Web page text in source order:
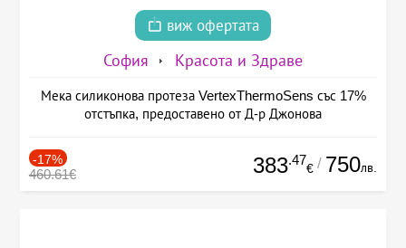
виж офертата
София Красота и Здраве
Мека силиконова протеза VertexThermoSens със 17%
отстъпка, предоставено от Д-р Джонова
-17%
460.61€ 383.47
€ / 750лв.